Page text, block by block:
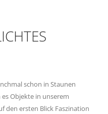
schon in Staunen
Objekte in unserem
den ersten Blick Faszination